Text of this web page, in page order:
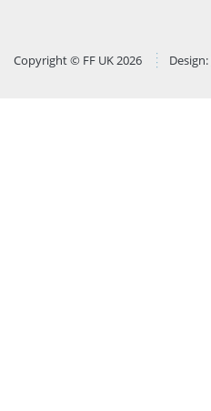
Copyright © FF UK 2026 Design: